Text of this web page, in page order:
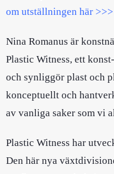
om utställningen här >>>
Nina Romanus är
Plastic Witness, ett
och synliggör plast och
konceptuellt och
av vanliga saker som vi
Plastic Witness har
Den här nya